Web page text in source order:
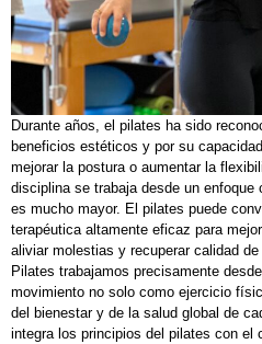
Durante años, el pilates ha sido
beneficios estéticos y por su
mejorar la postura o aumentar la
disciplina se trabaja desde un
es mucho mayor. El pilates puede
terapéutica altamente eficaz para
aliviar molestias y recuperar calidad
Pilates trabajamos precisamente
movimiento no solo como ejercicio
del bienestar y de la salud global de
integra los principios del pilates con el